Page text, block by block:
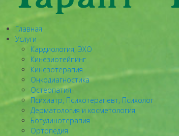
Главная
Услуги
Кардиология, ЭХО
Кинезиотейпинг
Кинезотерапия
Онкодиагностика
Остеопатия
Психиатр, Психотерапевт, Психолог
Дерматология и косметология
Ботулинотерапия
Ортопедия